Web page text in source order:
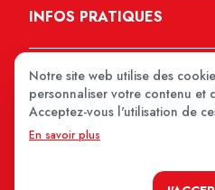
INFOS PRATIQUES
Notre site web utilise des
personnaliser votre contenu et
Acceptez-vous l'utilisation de
En savoir plus